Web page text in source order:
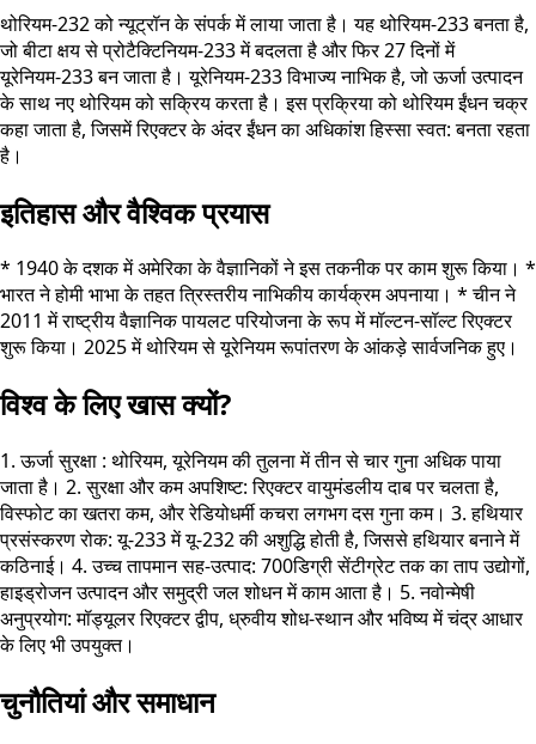
थोरियम-232 को न्यूट्रॉन के संपर्क में लाया जाता है। यह थोरियम-233 बनता है,
जो बीटा क्षय से प्रोटैक्टिनियम-233 में बदलता है और फिर 27 दिनों में
यूरेनियम-233 बन जाता है। यूरेनियम-233 विभाज्य नाभिक है, जो ऊर्जा उत्पादन
के साथ नए थोरियम को सक्रिय करता है। इस प्रक्रिया को थोरियम ईंधन चक्र
कहा जाता है, जिसमें रिएक्टर के अंदर ईंधन का अधिकांश हिस्सा स्वत: बनता रहता
है।
इतिहास और वैश्विक प्रयास
* 1940 के दशक में अमेरिका के वैज्ञानिकों ने इस तकनीक पर काम शुरू किया। *
भारत ने होमी भाभा के तहत त्रिस्तरीय नाभिकीय कार्यक्रम अपनाया। * चीन ने
2011 में राष्ट्रीय वैज्ञानिक पायलट परियोजना के रूप में मॉल्टन-सॉल्ट रिएक्टर
शुरू किया। 2025 में थोरियम से यूरेनियम रूपांतरण के आंकड़े सार्वजनिक हुए।
विश्व के लिए खास क्यों?
1. ऊर्जा सुरक्षा : थोरियम, यूरेनियम की तुलना में तीन से चार गुना अधिक पाया
जाता है। 2. सुरक्षा और कम अपशिष्ट: रिएक्टर वायुमंडलीय दाब पर चलता है,
विस्फोट का खतरा कम, और रेडियोधर्मी कचरा लगभग दस गुना कम। 3. हथियार
प्रसंस्करण रोक: यू-233 में यू-232 की अशुद्धि होती है, जिससे हथियार बनाने में
कठिनाई। 4. उच्च तापमान सह-उत्पाद: 700डिग्री सेंटीग्रेट तक का ताप उद्योगों,
हाइड्रोजन उत्पादन और समुद्री जल शोधन में काम आता है। 5. नवोन्मेषी
अनुप्रयोग: मॉड्यूलर रिएक्टर द्वीप, ध्रुवीय शोध-स्थान और भविष्य में चंद्र आधार
के लिए भी उपयुक्त।
चुनौतियां और समाधान